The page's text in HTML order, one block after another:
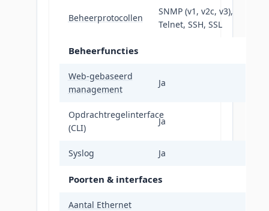
Beheerprotocollen
SNMP (v1, v2c, v3),
Telnet, SSH, SSL
Beheerfuncties
Web-gebaseerd
management
Ja
Opdrachtregelinterface
(CLI)
Ja
Syslog Ja
Poorten & interfaces
Aantal Ethernet